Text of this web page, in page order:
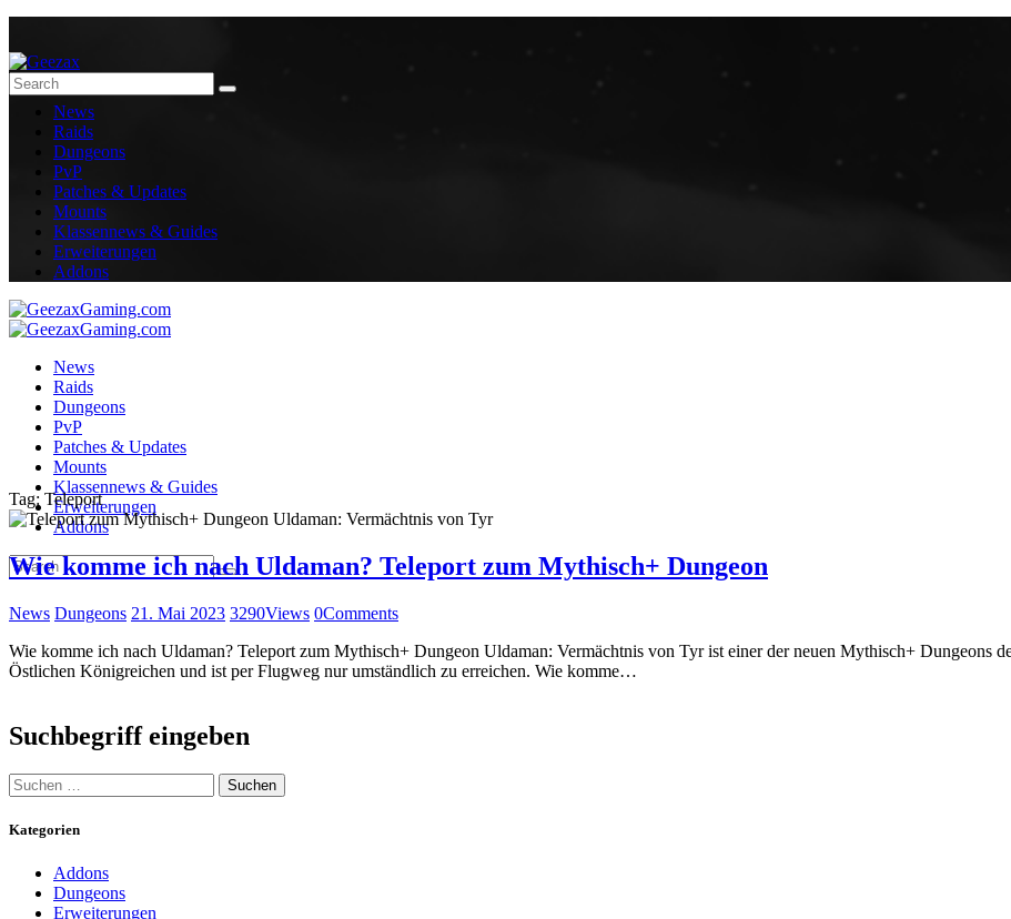
News
Raids
Dungeons
PvP
Patches & Updates
Mounts
Klassennews & Guides
Erweiterungen
Addons
News
Raids
Dungeons
PvP
Patches & Updates
Mounts
Klassennews & Guides
Erweiterungen
Addons
Tag: Teleport
Wie komme ich nach Uldaman? Teleport zum Mythisch+ Dungeon
News Dungeons 21. Mai 2023 3290Views 0Comments
Wie komme ich nach Uldaman? Teleport zum Mythisch+ Dungeon Uldaman: Vermächtnis von Tyr ist einer der neuen Mythisch+ Dungeons
Östlichen Königreichen und ist per Flugweg nur umständlich zu erreichen. Wie komme…
Suchbegriff eingeben
S
u
c
Kategorien
Addons
Dungeons
Erweiterungen